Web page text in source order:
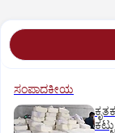
ಸಂಪಾದಕೀಯ